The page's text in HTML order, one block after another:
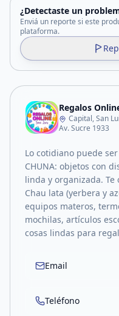
¿Detectaste un
Enviá un reporte si este
plataforma.
Regalos
Capital, San
Av. Sucre 1933
Lo cotidiano puede
CHUNA: objetos con
linda y organizada.
Chau lata (yerbera y
equipos materos,
mochilas, artículos
cosas lindas para
Email
Teléfono